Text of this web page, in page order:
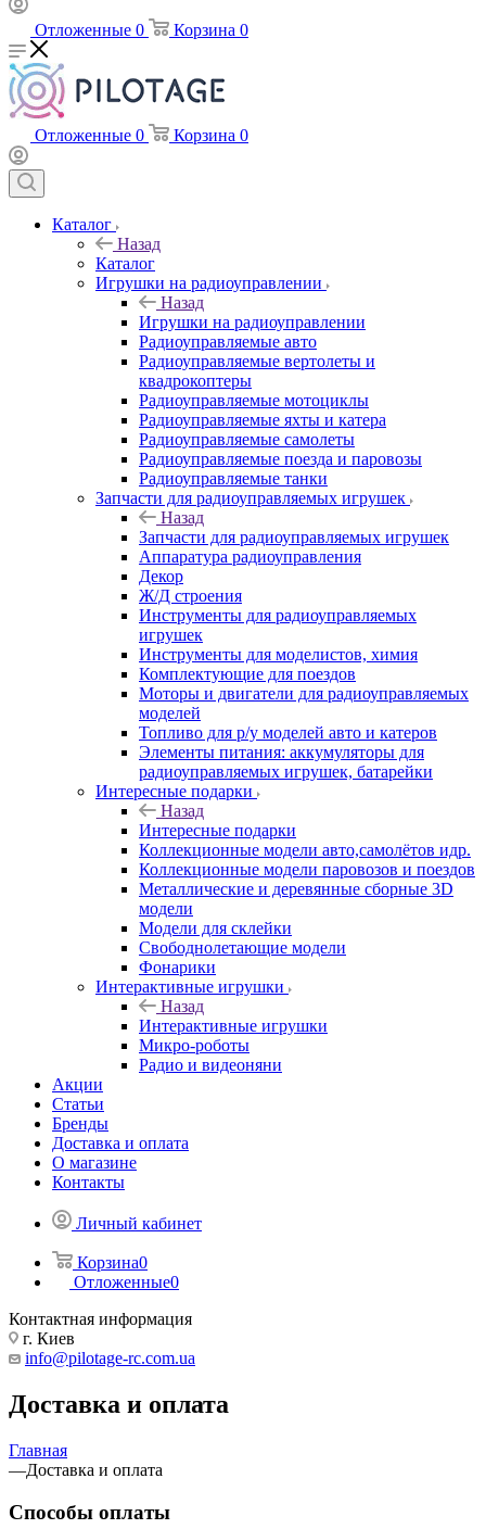
Отложенные 0 Корзина 0
Отложенные 0 Корзина 0
Каталог
Назад
Каталог
Игрушки на радиоуправлении
Назад
Игрушки на радиоуправлении
Радиоуправляемые авто
Радиоуправляемые вертолеты и
квадрокоптеры
Радиоуправляемые мотоциклы
Радиоуправляемые яхты и катера
Радиоуправляемые самолеты
Радиоуправляемые поезда и паровозы
Радиоуправляемые танки
Запчасти для радиоуправляемых игрушек
Назад
Запчасти для радиоуправляемых игрушек
Аппаратура радиоуправления
Декор
Ж/Д строения
Инструменты для радиоуправляемых
игрушек
Инструменты для моделистов, химия
Комплектующие для поездов
Моторы и двигатели для радиоуправляемых
моделей
Топливо для р/у моделей авто и катеров
Элементы питания: аккумуляторы для
радиоуправляемых игрушек, батарейки
Интересные подарки
Назад
Интересные подарки
Коллекционные модели авто,самолётов идр.
Коллекционные модели паровозов и поездов
Металлические и деревянные сборные 3D
модели
Модели для склейки
Свободнолетающие модели
Фонарики
Интерактивные игрушки
Назад
Интерактивные игрушки
Микро-роботы
Радио и видеоняни
Акции
Статьи
Бренды
Доставка и оплата
О магазине
Контакты
Личный кабинет
Корзина0
Отложенные0
Контактная информация
г. Киев
info@pilotage-rc.com.ua
Доставка и оплата
Главная
—Доставка и оплата
Способы оплаты